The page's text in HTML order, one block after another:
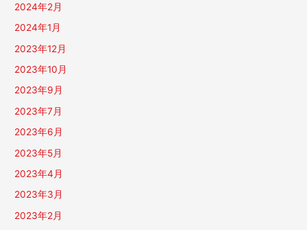
2024年2月
2024年1月
2023年12月
2023年10月
2023年9月
2023年7月
2023年6月
2023年5月
2023年4月
2023年3月
2023年2月